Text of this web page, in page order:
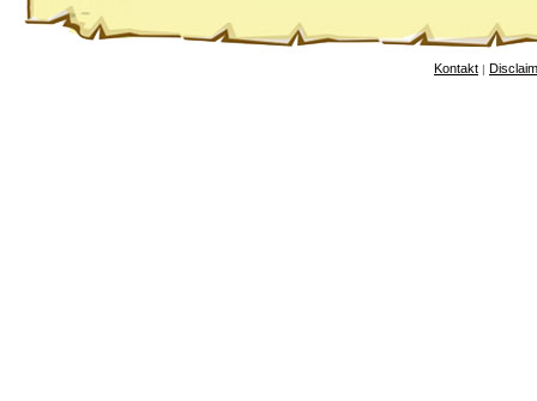
Kontakt |